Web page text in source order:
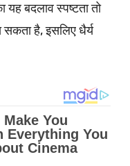
बदलाव स्पष्टता तो
सकता है, इसलिए धैर्य